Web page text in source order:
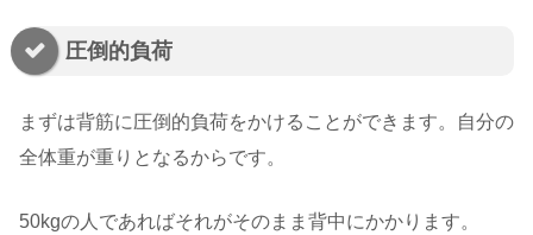
圧倒的負荷
まずは背筋に圧倒的負荷をかけることができます。自分の
全体重が重りとなるからです。
50kgの人であればそれがそのまま背中にかかります。